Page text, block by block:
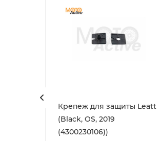
Крепеж для защиты Leatt
(Black, OS, 2019
(4300230106))